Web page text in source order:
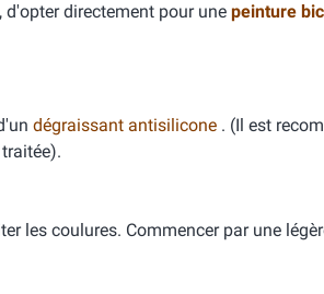
directement pour une peinture
dégraissant antisilicone . (Il est
les coulures. Commencer par une